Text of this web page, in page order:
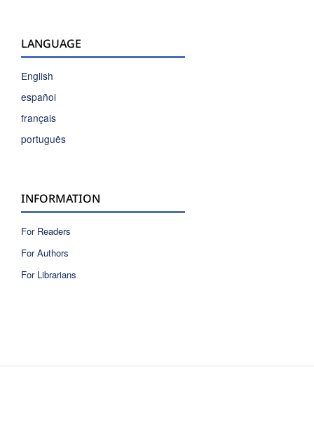
LANGUAGE
English
español
français
português
INFORMATION
For Readers
For Authors
For Librarians